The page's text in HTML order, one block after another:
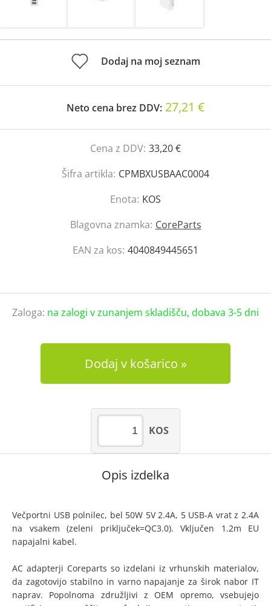
Dodaj na moj seznam
Neto cena brez DDV: 27,21 €
Cena z DDV: 33,20 €
Šifra artikla: CPMBXUSBAAC0004
Enota: KOS
Blagovna znamka: CoreParts
EAN za kos: 4040849445651
Zaloga: na zalogi v zunanjem skladišču, dobava 3-5 dni
Dodaj v košarico
KOS
Opis izdelka
Večportni USB polnilec, bel 50W 5V 2.4A, 5 USB-A vrat z 2.4A
na vsakem (zeleni priključek=QC3.0). Vključen 1.2m EU
napajalni kabel.
AC adapterji Coreparts so izdelani iz vrhunskih materialov,
da zagotovijo stabilno in varno napajanje za širok nabor IT
naprav. Popolnoma združljivi z OEM opremo, vsebujejo